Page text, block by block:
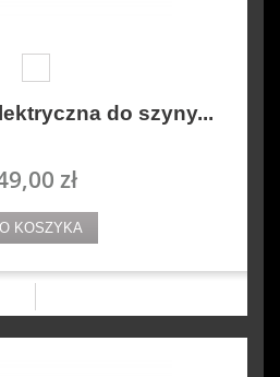
do szyny...
zł
KOSZYKA